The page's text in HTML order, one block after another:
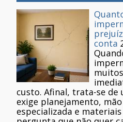
conta
custo. Afinal, trata-se de
exige planejamento,
especializada e